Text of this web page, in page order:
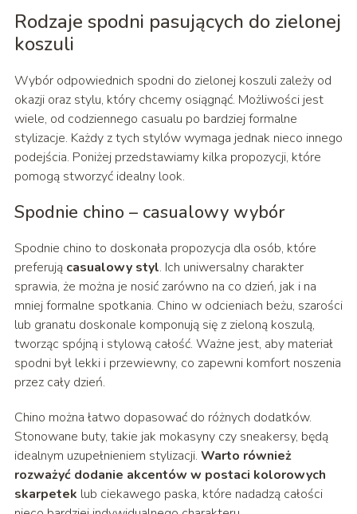
Rodzaje spodni pasujących do zielonej
koszuli
Wybór odpowiednich spodni do zielonej koszuli zależy od
okazji oraz stylu, który chcemy osiągnąć. Możliwości jest
wiele, od codziennego casualu po bardziej formalne
stylizacje. Każdy z tych stylów wymaga jednak nieco innego
podejścia. Poniżej przedstawiamy kilka propozycji, które
pomogą stworzyć idealny look.
Spodnie chino – casualowy wybór
Spodnie chino to doskonała propozycja dla osób, które
preferują casualowy styl. Ich uniwersalny charakter
sprawia, że można je nosić zarówno na co dzień, jak i na
mniej formalne spotkania. Chino w odcieniach beżu, szarości
lub granatu doskonale komponują się z zieloną koszulą,
tworząc spójną i stylową całość. Ważne jest, aby materiał
spodni był lekki i przewiewny, co zapewni komfort noszenia
przez cały dzień.
Chino można łatwo dopasować do różnych dodatków.
Stonowane buty, takie jak mokasyny czy sneakersy, będą
idealnym uzupełnieniem stylizacji. Warto również
rozważyć dodanie akcentów w postaci kolorowych
skarpetek lub ciekawego paska, które nadadzą całości